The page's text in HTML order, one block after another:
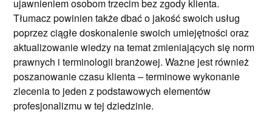
ujawnieniem osobom trzecim bez zgody klienta.
Tłumacz powinien także dbać o jakość swoich usług
poprzez ciągłe doskonalenie swoich umiejętności oraz
aktualizowanie wiedzy na temat zmieniających się norm
prawnych i terminologii branżowej. Ważne jest również
poszanowanie czasu klienta – terminowe wykonanie
zlecenia to jeden z podstawowych elementów
profesjonalizmu w tej dziedzinie.